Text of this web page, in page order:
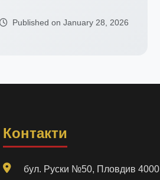
Published on January 28, 2026
Контакти
бул. Руски №50, Пловдив 4000